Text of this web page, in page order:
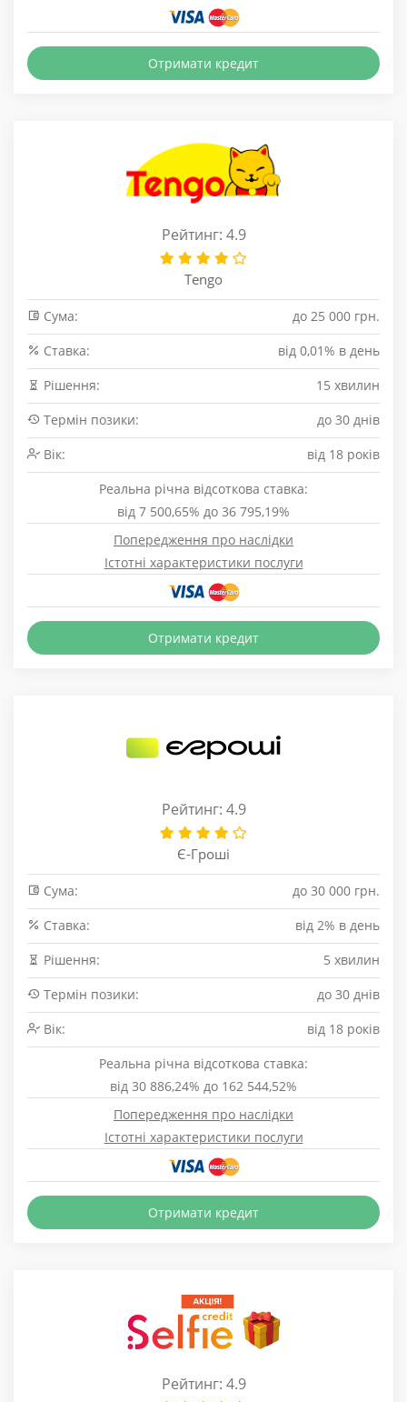
Отримати кредит
Рейтинг: 4.9
Tengo
Сума:
до 25 000 грн.
Cтавка:
від 0,01% в день
Рішення:
15 хвилин
Термін позики:
до 30 днів
Вік:
від 18 років
Реальна річна відсоткова ставка:
від 7 500,65% до 36 795,19%
Попередження про наслідки
Істотні характеристики послуги
Отримати кредит
Рейтинг: 4.9
Є-Гроші
Сума:
до 30 000 грн.
Cтавка:
від 2% в день
Рішення:
5 хвилин
Термін позики:
до 30 днів
Вік:
від 18 років
Реальна річна відсоткова ставка:
від 30 886,24% до 162 544,52%
Попередження про наслідки
Істотні характеристики послуги
Отримати кредит
Рейтинг: 4.9